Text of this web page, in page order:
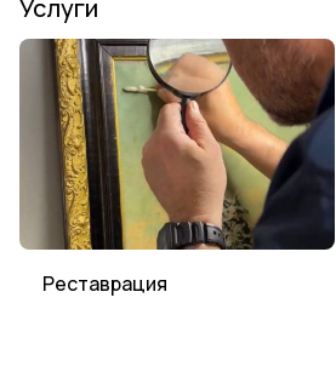
Услуги
Реставрация